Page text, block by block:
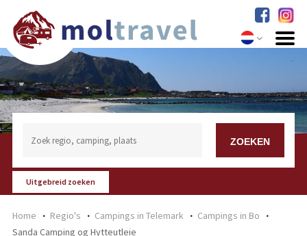
Uitgebreid zoeken
Home Regio's Campings in Telemark
Campings in Bo
Sanda Camping og Hytteutleie